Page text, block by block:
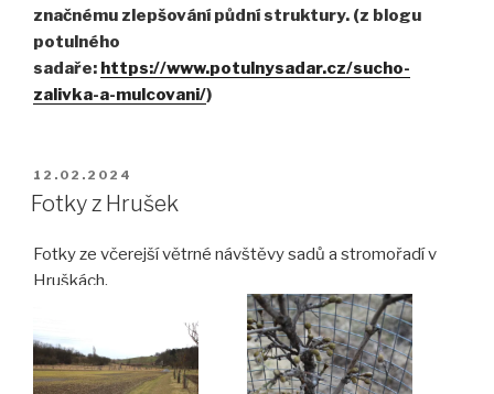
značnému zlepšování půdní struktury. (z blogu
potulného
sadaře: https://www.potulnysadar.cz/sucho-
zalivka-a-mulcovani/)
PUBLIKOVÁNO
12.02.2024
Fotky z Hrušek
Fotky ze včerejší větrné návštěvy sadů a stromořadí v
Hruškách.